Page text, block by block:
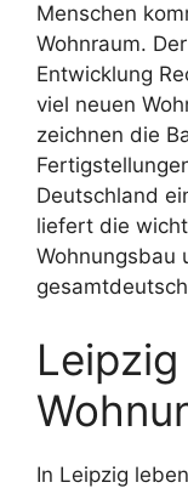
Menschen
Wohnraum.
Entwicklung
viel neuen
zeichnen die
Deutschland
liefert die
Wohnungsbau
In Leipzig